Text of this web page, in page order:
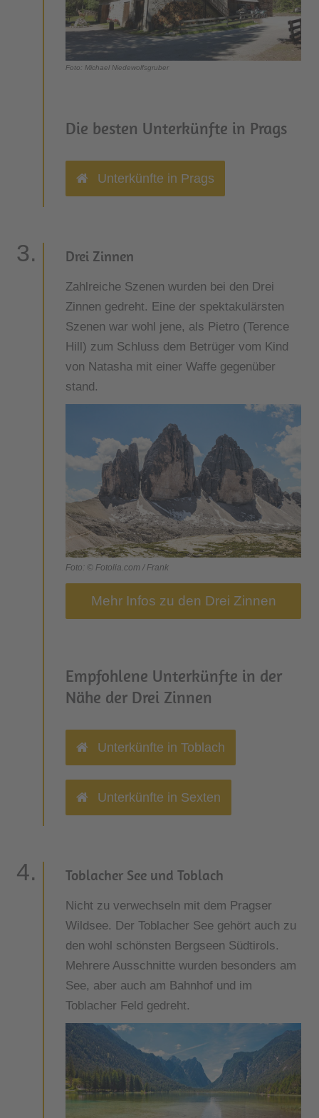
Foto: Michael Niedewolfsgruber
Die besten Unterkünfte in Prags
Unterkünfte in Prags
Drei Zinnen
Zahlreiche Szenen wurden bei den Drei
Zinnen gedreht. Eine der spektakulärsten
Szenen war wohl jene, als Pietro (Terence
Hill) zum Schluss dem Betrüger vom Kind
von Natasha mit einer Waffe gegenüber
stand.
Foto: © Fotolia.com /Frank
Mehr Infos zu den Drei Zinnen
Empfohlene Unterkünfte in der
Nähe der Drei Zinnen
Unterkünfte in Toblach
Unterkünfte in Sexten
Toblacher See und Toblach
Nicht zu verwechseln mit dem Pragser
Wildsee. Der Toblacher See gehört auch zu
den wohl schönsten Bergseen Südtirols.
Mehrere Ausschnitte wurden besonders am
See, aber auch am Bahnhof und im
Toblacher Feld gedreht.